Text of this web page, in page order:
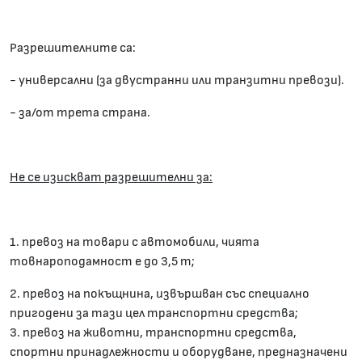
Разрешителните са:
- универсални (за двустранни или транзитни превози).
- за/от трета страна.
Hе се изискват разрешителни за:
1. превоз на товари с автомобили, чията
товнароподамност е до 3,5 т;
2. превоз на покъщнина, извършван със специално
пригодени за тази цел транспортни средства;
3. превоз на животни, транспортни средства,
спортни принадлежности и оборудване, предназначени